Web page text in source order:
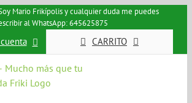
Mario Frikípolis y cualquier duda me puedes
al WhatsApp: 645625875
CARRITO